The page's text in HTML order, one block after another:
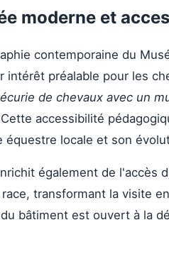
moderne et
contemporaine du
intérêt préalable pour les
de chevaux avec un
accessibilité
équestre locale et son
également de l'accès
transformant la visite
bâtiment est ouvert à la